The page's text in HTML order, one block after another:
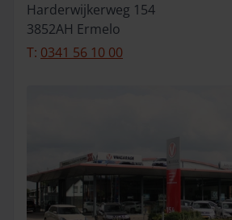
Harderwijkerweg 154
3852AH Ermelo
T: 0341 56 10 00